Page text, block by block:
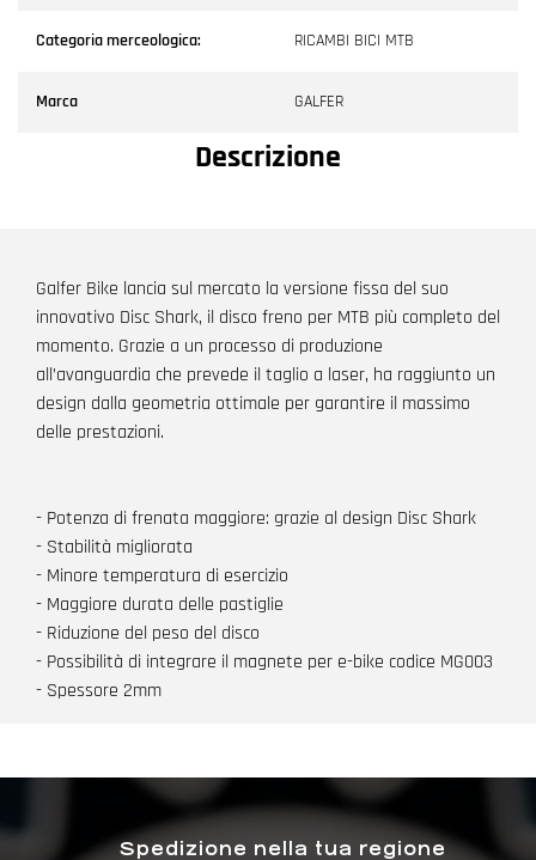
Categoria merceologica: RICAMBI BICI MTB
Marca GALFER
Descrizione
Galfer Bike lancia sul mercato la versione fissa del suo
innovativo Disc Shark, il disco freno per MTB più completo del
momento. Grazie a un processo di produzione
all’avanguardia che prevede il taglio a laser, ha raggiunto un
design dalla geometria ottimale per garantire il massimo
delle prestazioni.
- Potenza di frenata maggiore: grazie al design Disc Shark
- Stabilità migliorata
- Minore temperatura di esercizio
- Maggiore durata delle pastiglie
- Riduzione del peso del disco
- Possibilità di integrare il magnete per e-bike codice MG003
- Spessore 2mm
Spedizione nella tua regione